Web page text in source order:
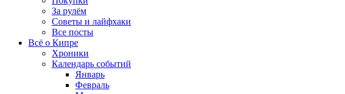
За рулём
Советы и лайфхаки
Все посты
Всё о Кипре
Хроники
Календарь событий
Январь
Февраль